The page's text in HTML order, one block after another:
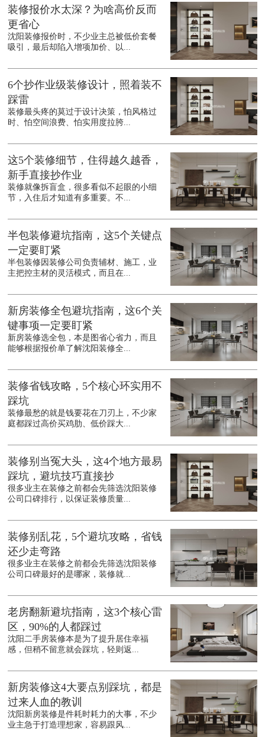
装修报价水太深？为啥高价反而
更省心
沈阳装修报价时，不少业主总被低价套餐
吸引，最后却陷入增项加价、以...
6个抄作业级装修设计，照着装不
踩雷
装修最头疼的莫过于设计决策，怕风格过
时、怕空间浪费、怕实用度拉胯...
这5个装修细节，住得越久越香，
新手直接抄作业
装修就像拆盲盒，很多看似不起眼的小细
节，入住后才知道有多重要。不...
半包装修避坑指南，这5个关键点
一定要盯紧
半包装修因装修公司负责辅材、施工，业
主把控主材的灵活模式，而且在...
新房装修全包避坑指南，这6个关
键事项一定要盯紧
新房装修选全包，本是图省心省力，而且
能够根据报价单了解沈阳装修全...
装修省钱攻略，5个核心环实用不
踩坑
装修最愁的就是钱要花在刀刃上，不少家
庭都踩过高价买鸡肋、低价踩大...
装修别当冤大头，这4个地方最易
踩坑，避坑技巧直接抄
很多业主在装修之前都会先筛选沈阳装修
公司口碑排行，以保证装修质量...
装修别乱花，5个避坑攻略，省钱
还少走弯路
很多业主在装修之前都会先筛选沈阳装修
公司口碑最好的是哪家，装修就...
老房翻新避坑指南，这3个核心雷
区，90%的人都踩过
沈阳二手房装修本是为了提升居住幸福
感，但稍不留意就会踩坑，轻则返...
新房装修这4大要点别踩坑，都是
过来人血的教训
沈阳新房装修是件耗时耗力的大事，不少
业主急于打造理想家，容易跟风...